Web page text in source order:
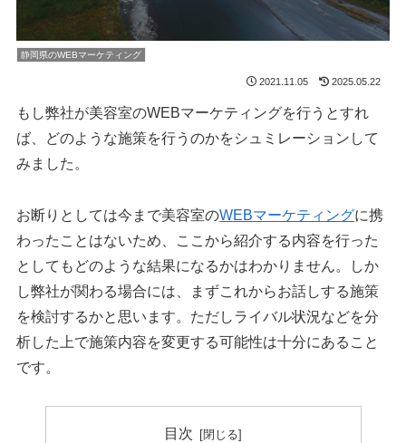
静岡県のWEBマーケティング
2021.11.05 2025.05.22
もし弊社が美容室のWEBマーケティングを行うとすれ
ば、どのような施策を行うのかをシュミレーションして
みました。
お断りとしては今まで美容室のWEBマーケティングに携
わったことはないため、ここから紹介する内容を行った
としてもどのような結果になるかはわかりません。しか
し弊社が関わる場合には、まずこれからお話しする施策
を検討するかと思います。ただしライバル状況などを分
析した上で施策内容を変更する可能性は十分にあること
です。
目次